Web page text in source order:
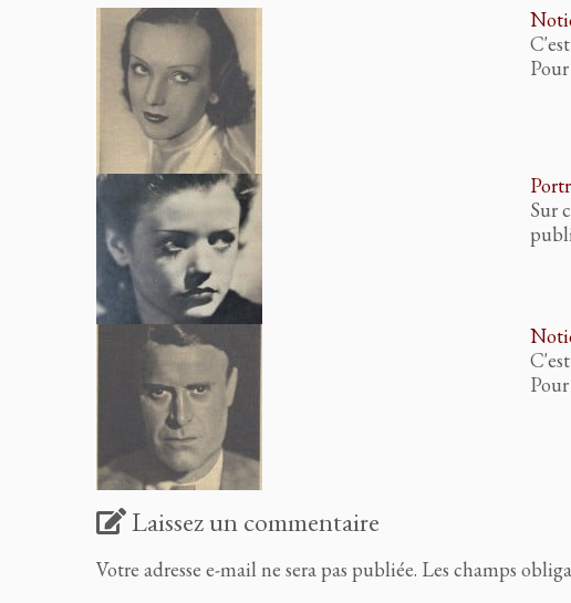
Sur
Laissez un commentaire
Votre adresse e-mail ne sera pas publiée. Les champs